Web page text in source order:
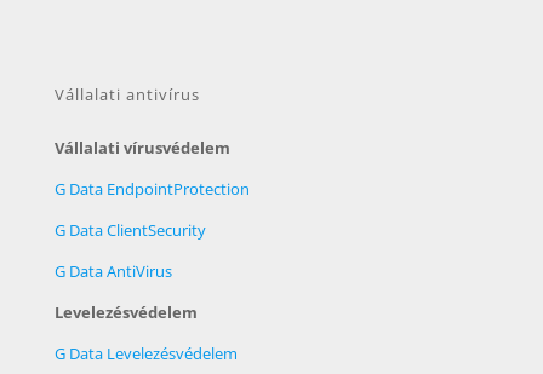
Vállalati antivírus
Vállalati vírusvédelem
G Data EndpointProtection
G Data ClientSecurity
G Data AntiVirus
Levelezésvédelem
G Data Levelezésvédelem